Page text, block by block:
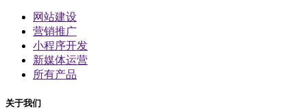
网站建设
营销推广
小程序开发
新媒体运营
所有产品
关于我们